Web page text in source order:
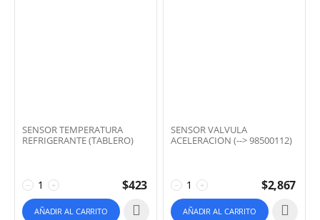
SENSOR TEMPERATURA
REFRIGERANTE (TABLERO)
+
− $423
AÑADIR AL CARRITO
SENSOR VALVULA
ACELERACION (--> 98500112)
+
− $2,867
AÑADIR AL CARRITO